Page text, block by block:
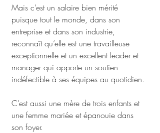
Mais c’est un salaire bien mérité
puisque tout le monde, dans son
entreprise et dans son industrie,
reconnaît qu’elle est une travailleuse
exceptionnelle et un excellent leader et
manager qui apporte un soutien
indéfectible à ses équipes au quotidien.
C’est aussi une mère de trois enfants et
une femme mariée et épanouie dans
son foyer.